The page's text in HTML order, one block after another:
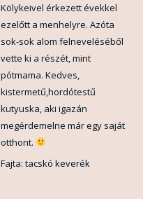
Kölykeivel érkezett évekkel
ezelőtt a menhelyre. Azóta
sok-sok alom felneveléséből
vette ki a részét, mint
pótmama. Kedves,
kistermetű,hordótestű
kutyuska, aki igazán
megérdemelne már egy saját
otthont.
Fajta: tacskó keverék